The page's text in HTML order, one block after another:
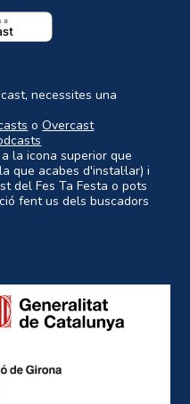
necessites una
oOvercast
la icona superior que
que acabes d'instal·lar) i
del Fes Ta Festa o pots
fent us dels buscadors